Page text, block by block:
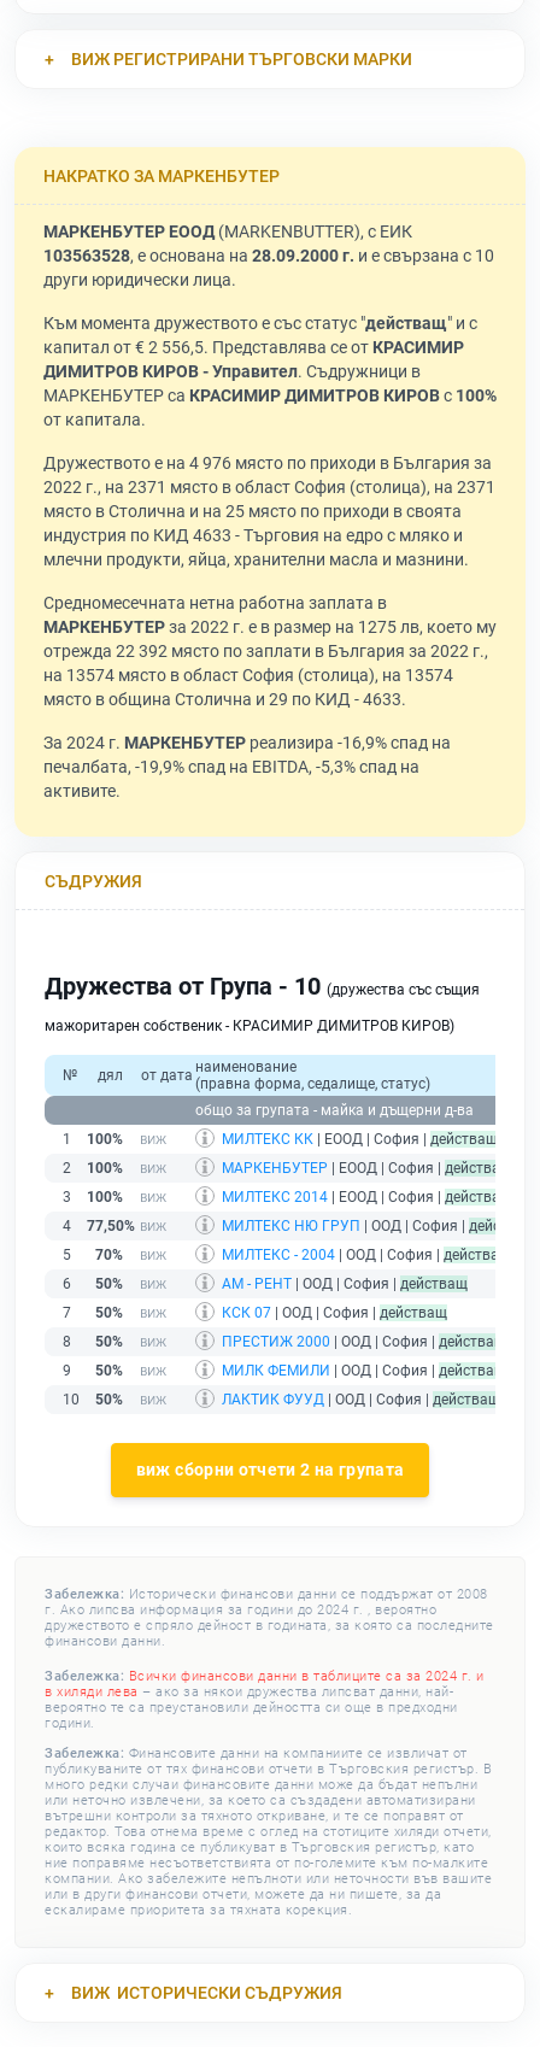
ВИЖ РЕГИСТРИРАНИ ТЪРГОВСКИ МАРКИ
НАКРАТКО ЗА МАРКЕНБУТЕР
МАРКЕНБУТЕР ЕООД(MARKENBUTTER), с ЕИК
103563528, е основана на 28.09.2000 г. и е свързана с 10
други юридически лица.
Към момента дружеството е със статус "действащ" и с
капитал от € 2 556,5. Представлява се от КРАСИМИР
ДИМИТРОВ КИРОВ - Управител. Съдружници в
МАРКЕНБУТЕР са КРАСИМИР ДИМИТРОВ КИРОВс 100%
от капитала.
Дружеството е на 4 976 място по приходи в България за
2022 г., на 2371 място в област София (столица), на 2371
място в Столична и на 25 място по приходи в своята
индустрия по КИД 4633 - Търговия на едро с мляко и
млечни продукти, яйца, хранителни масла и мазнини.
Средномесечната нетна работна заплата в
МАРКЕНБУТЕРза 2022 г. е в размер на 1275 лв, което му
отрежда 22 392 място по заплати в България за 2022 г.,
на 13574 място в област София (столица), на 13574
място в община Столична и 29 по КИД - 4633.
За 2024 г. МАРКЕНБУТЕР реализира -16,9% спад на
печалбата, -19,9% спад на EBITDA, -5,3% спад на
активите.
СЪДРУЖИЯ
Дружества от Група - 10 (дружества със същия
мажоритарен собственик - КРАСИМИР ДИМИТРОВ КИРОВ)
№ дял от дата наименование
(правна форма, седалище, статус)
общо за групата - майка и дъщерни д-ва
1
100% МИЛТЕКС КК | ЕООД | София | действащ
2
100% МАРКЕНБУТЕР | ЕООД | София | действащ
3
100% МИЛТЕКС 2014 | ЕООД | София | действащ
4
77,50% МИЛТЕКС НЮ ГРУП | ООД | София | действащ
5
70% МИЛТЕКС - 2004 | ООД | София | действащ
6
50% АМ - РЕНТ | ООД | София | действащ
7
50% КСК 07 | ООД | София | действащ
8
50% ПРЕСТИЖ 2000 | ООД | София | действащ
9
50% МИЛК ФЕМИЛИ | ООД | София | действащ
10
50% ЛАКТИК ФУУД | ООД | София | действащ
виж сборни отчети 2 на групата
Забележка: Исторически финансови данни се поддържат от 2008
г. Ако липсва информация за години до 2024 г. , вероятно
дружеството е спряло дейност в годината, за която са последните
финансови данни.
Забележка: Всички финансови данни в таблиците са за 2024 г. и
в хиляди лева – ако за някои дружества липсват данни, най-
вероятно те са преустановили дейността си още в предходни
години.
Забележка: Финансовите данни на компаниите се извличат от
публикуваните от тях финансови отчети в Търговския регистър. В
много редки случаи финансовите данни може да бъдат непълни
или неточно извлечени, за което са създадени автоматизирани
вътрешни контроли за тяхното откриване, и те се поправят от
редактор. Това отнема време с оглед на стотиците хиляди отчети,
които всяка година се публикуват в Търговския регистър, като
ние поправяме несъответствията от по-големите към по-малките
компании. Ако забележите непълноти или неточности във вашите
или в други финансови отчети, можете да ни пишете, за да
ескалираме приоритета за тяхната корекция.
ВИЖ ИСТОРИЧЕСКИ СЪДРУЖИЯ